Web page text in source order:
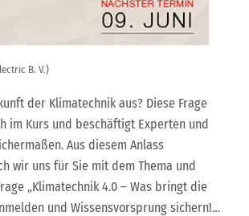
B. V.)
der Klimatechnik aus? Diese Frage
im Kurs und beschäftigt Experten und
Aus diesem Anlass
wir uns für Sie mit dem Thema und
„Klimatechnik 4.0 – Was bringt die
und Wissensvorsprung sichern!…